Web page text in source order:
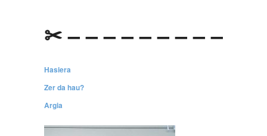
✂ – – – – – – – – –
Hasiera
Zer da hau?
Argia